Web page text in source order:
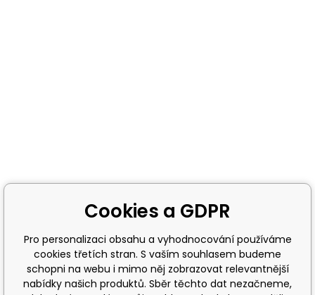
Cookies a GDPR
Pro personalizaci obsahu a vyhodnocování používáme
cookies třetích stran. S vaším souhlasem budeme
schopni na webu i mimo něj zobrazovat relevantnější
nabídky našich produktů. Sběr těchto dat nezačneme,